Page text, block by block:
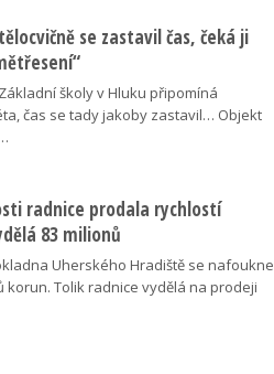
se zastavil čas, čeká ji
školy v Hluku připomíná
čas se tady jakoby zastavil… Objekt
radnice prodala rychlostí
83 milionů
Uherského Hradiště se nafoukne
korun. Tolik radnice vydělá na prodeji